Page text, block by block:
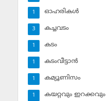
ഓഹരികള്‍
1
കച്ചവടം
3
കടം
1
കടംവീട്ടാന്‍
1
കമ്യൂണിസം
1
കയറ്റവും ഇറക്കവും
1